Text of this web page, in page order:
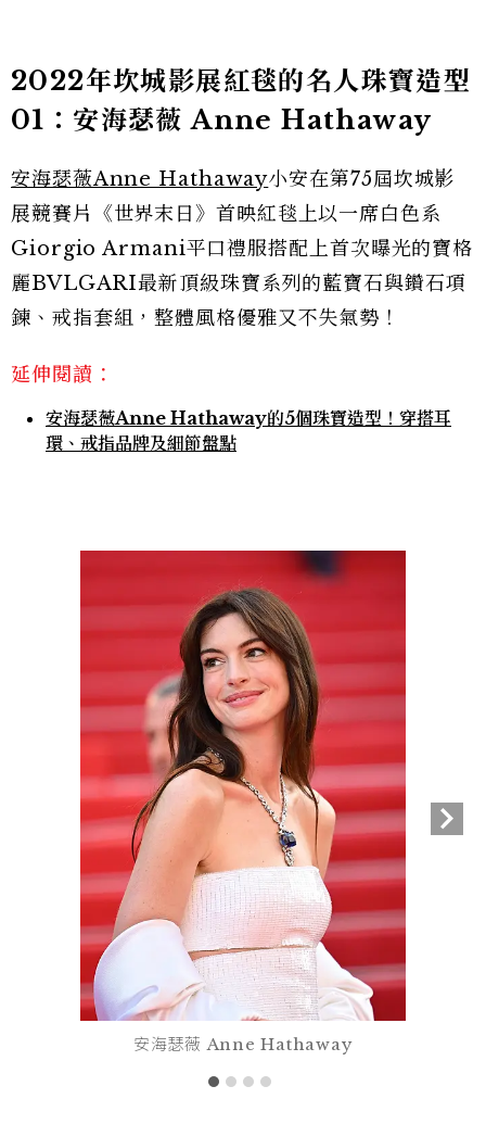
2022年坎城影展紅毯的名人珠寶造型
01：安海瑟薇 Anne Hathaway
安海瑟薇Anne Hathaway小安在第75屆坎城影
展競賽片《世界末日》首映紅毯上以一席白色系
Giorgio Armani平口禮服搭配上首次曝光的寶格
麗BVLGARI最新頂級珠寶系列的藍寶石與鑽石項
鍊、戒指套組，整體風格優雅又不失氣勢！
延伸閱讀：
安海瑟薇Anne Hathaway的5個珠寶造型！穿搭耳
環、戒指品牌及細節盤點
安海瑟薇 Anne Hathaway